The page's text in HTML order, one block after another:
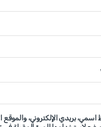
اسمي، بريدي الإلكتروني، والموقع